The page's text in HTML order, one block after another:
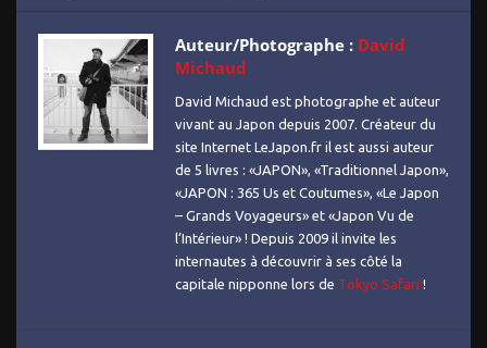
Auteur/Photographe : David
Michaud
David Michaud est photographe et auteur
vivant au Japon depuis 2007. Créateur du
site Internet LeJapon.fr il est aussi auteur
de 5 livres : «JAPON», «Traditionnel Japon»,
«JAPON : 365 Us et Coutumes», «Le Japon
– Grands Voyageurs» et «Japon Vu de
l’Intérieur» ! Depuis 2009 il invite les
internautes à découvrir à ses côté la
capitale nipponne lors de Tokyo Safari !